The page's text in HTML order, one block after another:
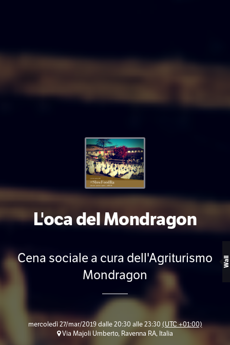
L'oca del Mondragon
Cena sociale a cura dell'Agriturismo
Mondragon
mercoledì 27/mar/2019 dalle 20:30 alle 23:30 (UTC +01:00)
Via Majoli Umberto, Ravenna RA, Italia
Wall